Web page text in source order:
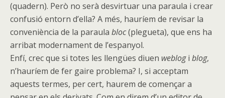
(quadern). Però no serà desvirtuar una paraula i crear
confusió entorn d’ella? A més, hauríem de revisar la
conveniència de la paraula bloc(plegueta), que ens ha
arribat modernament de l’espanyol.
Enfí, crec que si totes les llengües diuen weblogi blog,
n’hauríem de fer gaire problema? I, si acceptam
aquests termes, per cert, haurem de començar a